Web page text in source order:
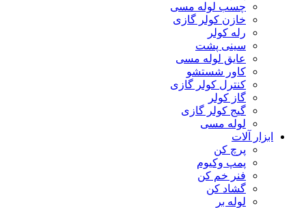
چسب لوله مسی
خازن کولر گازی
رله کولر
سینی پشت
عایق لوله مسی
کاور شستشو
کنترل کولر گازی
گاز کولر
گیج کولر گازی
لوله مسی
ابزار آلات
پرچ کن
پمپ وکیوم
فنر خم کن
گشاد کن
لوله بر